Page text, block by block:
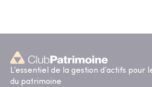
L’essentiel de la gestion d’actifs pour
du patrimoine